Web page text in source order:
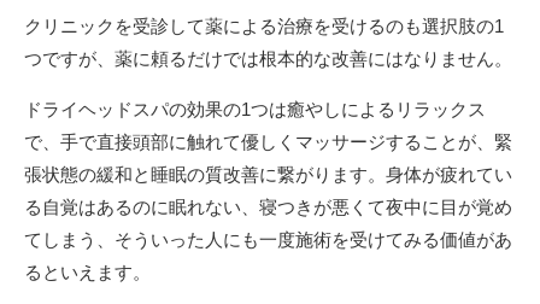
クリニックを受診して薬による治療を受けるのも選択肢の1
つですが、薬に頼るだけでは根本的な改善にはなりません。
ドライヘッドスパの効果の1つは癒やしによるリラックス
で、手で直接頭部に触れて優しくマッサージすることが、緊
張状態の緩和と睡眠の質改善に繋がります。身体が疲れてい
る自覚はあるのに眠れない、寝つきが悪くて夜中に目が覚め
てしまう、そういった人にも一度施術を受けてみる価値があ
るといえます。